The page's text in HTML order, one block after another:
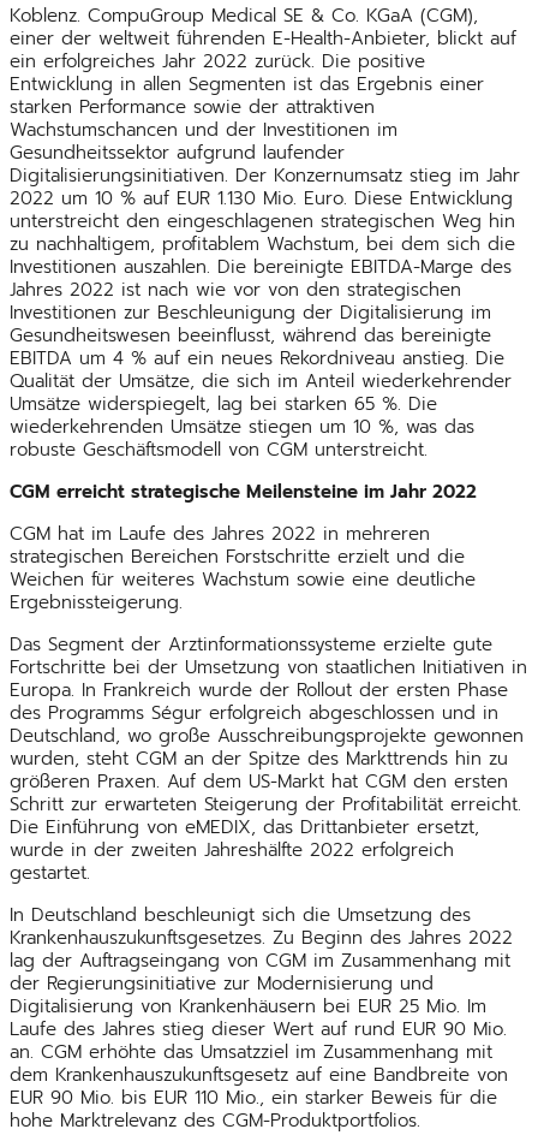
Koblenz. CompuGroup Medical SE & Co. KGaA (CGM),
einer der weltweit führenden E-Health-Anbieter, blickt auf
ein erfolgreiches Jahr 2022 zurück. Die positive
Entwicklung in allen Segmenten ist das Ergebnis einer
starken Performance sowie der attraktiven
Wachstumschancen und der Investitionen im
Gesundheitssektor aufgrund laufender
Digitalisierungsinitiativen. Der Konzernumsatz stieg im Jahr
2022 um 10 % auf EUR 1.130 Mio. Euro. Diese Entwicklung
unterstreicht den eingeschlagenen strategischen Weg hin
zu nachhaltigem, profitablem Wachstum, bei dem sich die
Investitionen auszahlen. Die bereinigte EBITDA-Marge des
Jahres 2022 ist nach wie vor von den strategischen
Investitionen zur Beschleunigung der Digitalisierung im
Gesundheitswesen beeinflusst, während das bereinigte
EBITDA um 4 % auf ein neues Rekordniveau anstieg. Die
Qualität der Umsätze, die sich im Anteil wiederkehrender
Umsätze widerspiegelt, lag bei starken 65 %. Die
wiederkehrenden Umsätze stiegen um 10 %, was das
robuste Geschäftsmodell von CGM unterstreicht.
CGM erreicht strategische Meilensteine im Jahr 2022
CGM hat im Laufe des Jahres 2022 in mehreren
strategischen Bereichen Forstschritte erzielt und die
Weichen für weiteres Wachstum sowie eine deutliche
Ergebnissteigerung.
Das Segment der Arztinformationssysteme erzielte gute
Fortschritte bei der Umsetzung von staatlichen Initiativen in
Europa. In Frankreich wurde der Rollout der ersten Phase
des Programms Ségur erfolgreich abgeschlossen und in
Deutschland, wo große Ausschreibungsprojekte gewonnen
wurden, steht CGM an der Spitze des Markttrends hin zu
größeren Praxen. Auf dem US-Markt hat CGM den ersten
Schritt zur erwarteten Steigerung der Profitabilität erreicht.
Die Einführung von eMEDIX, das Drittanbieter ersetzt,
wurde in der zweiten Jahreshälfte 2022 erfolgreich
gestartet.
In Deutschland beschleunigt sich die Umsetzung des
Krankenhauszukunftsgesetzes. Zu Beginn des Jahres 2022
lag der Auftragseingang von CGM im Zusammenhang mit
der Regierungsinitiative zur Modernisierung und
Digitalisierung von Krankenhäusern bei EUR 25 Mio. Im
Laufe des Jahres stieg dieser Wert auf rund EUR 90 Mio.
an. CGM erhöhte das Umsatzziel im Zusammenhang mit
dem Krankenhauszukunftsgesetz auf eine Bandbreite von
EUR 90 Mio. bis EUR 110 Mio., ein starker Beweis für die
hohe Marktrelevanz des CGM-Produktportfolios.